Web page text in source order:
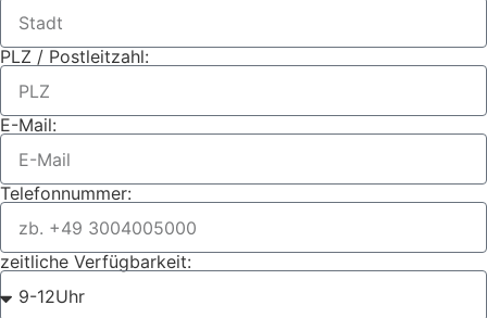
PLZ / Postleitzahl:
E-Mail:
Telefonnummer:
zeitliche Verfügbarkeit: